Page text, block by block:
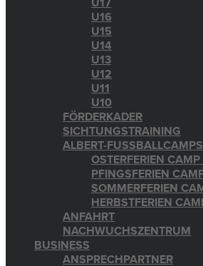
U17
U16
U15
U14
U13
U12
U11
U10
FÖRDERKADER
SICHTUNGSTRAINING
ALBERT-FUSSBALLCAMPS
OSTERFERIEN
PFINGSFERIEN
SOMMERFERIEN
HERBSTFERIEN
ANFAHRT
NACHWUCHSZENTRUM
BUSINESS
ANSPRECHPARTNER